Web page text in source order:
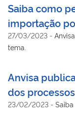
Saiba como
importação
27/03/2023 -
tema.
Anvisa
dos
23/02/2023 -